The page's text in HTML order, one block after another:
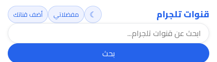
قنوات تلجرام
بحث
☾ مفضلاتي أضف قناتك